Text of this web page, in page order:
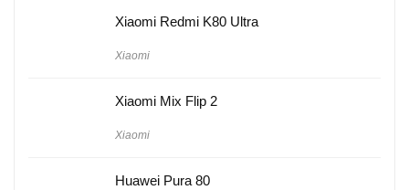
Xiaomi Redmi K80 Ultra
Xiaomi
Xiaomi Mix Flip 2
Xiaomi
Huawei Pura 80